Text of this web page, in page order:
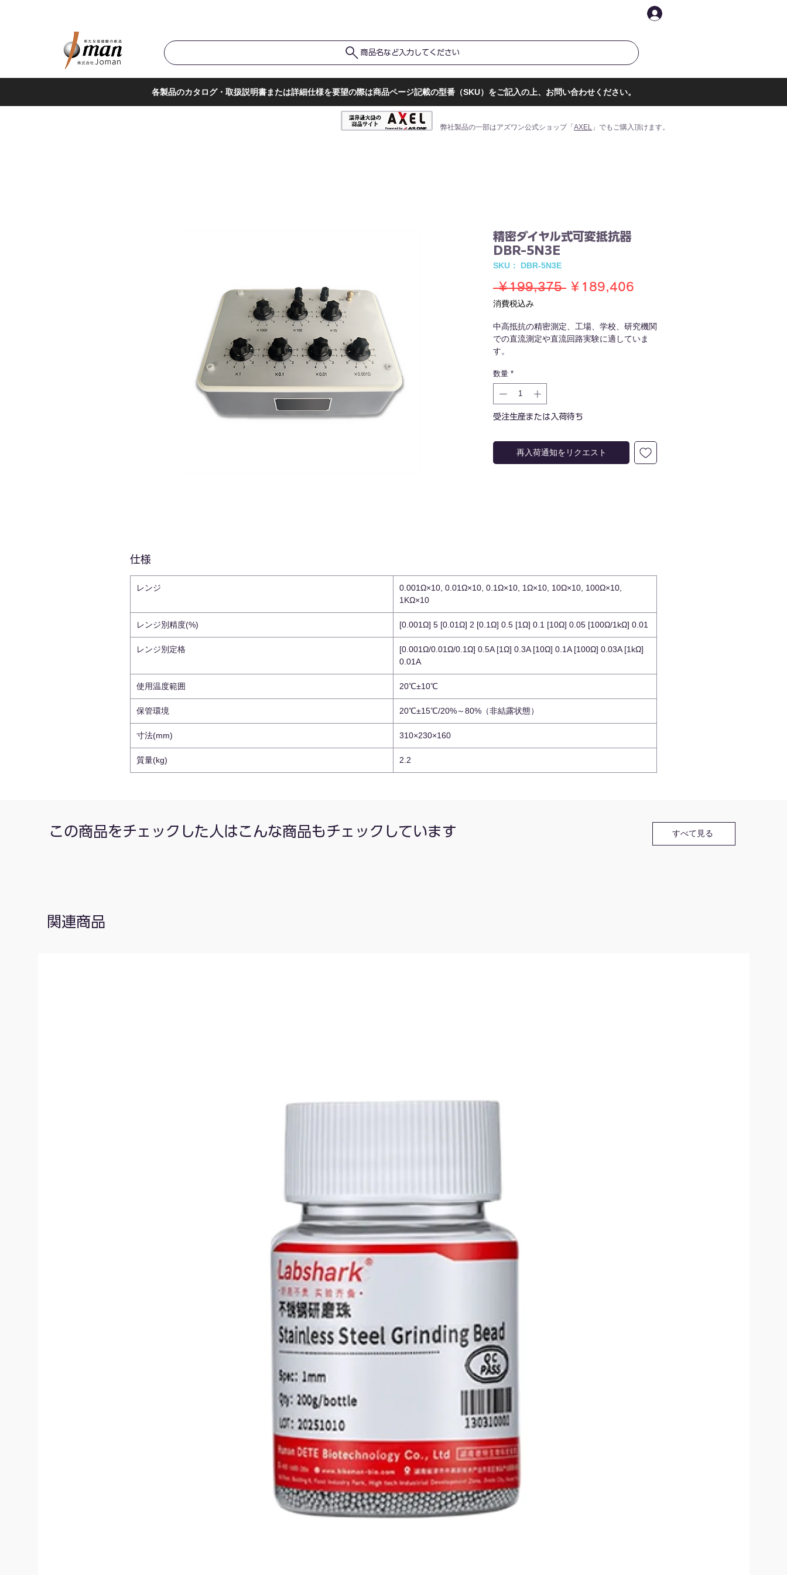
商品名など入力してください
各製品のカタログ・取扱説明書または詳細仕様を要望の際は商品ページ記載の型番（SKU）をご記入の上、お問い合わせください。
弊社製品の一部はアズワン公式ショップ「 AXEL 」でもご購入頂けます。
精密ダイヤル式可変抵抗器
DBR-5N3E
SKU： DBR-5N3E
￥199,375 通
格
￥189,406
価
格
消費税込み
中高抵抗の精密測定、工場、学校、研究機関
での直流測定や直流回路実験に適していま
す。
して活用できます。
数量 *
受注生産または入荷待ち
再入荷通知をリクエスト
仕様
レンジ
0.001Ω×10, 0.01Ω×10, 0.1Ω×10, 1Ω×10, 10Ω×10, 100Ω×10,
1KΩ×10
レンジ別精度(%) [0.001Ω] 5 [0.01Ω] 2 [0.1Ω] 0.5 [1Ω] 0.1 [10Ω] 0.05 [100Ω/1kΩ] 0.01
レンジ別定格
[0.001Ω/0.01Ω/0.1Ω] 0.5A [1Ω] 0.3A [10Ω] 0.1A [100Ω] 0.03A [1kΩ]
0.01A
使用温度範囲 20℃±10℃
保管環境 20℃±15℃/20%～80%（非結露状態）
寸法(mm) 310×230×160
質量(kg) 2.2
この商品をチェックした人はこんな商品もチェックしています すべて見る
関連商品